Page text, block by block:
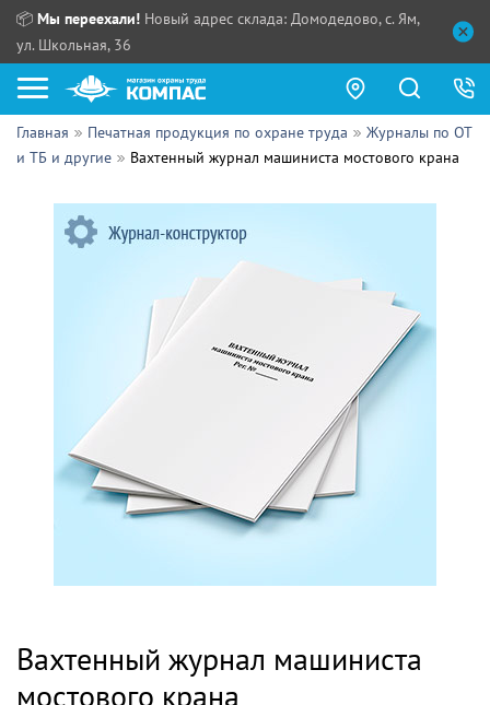
📦 Мы переехали! Новый адрес склада: Домодедово, с. Ям,
ул. Школьная, 36
Как купить?
Сотрудничество
Контакты
Выдача продукции:
Главная Печатная продукция по охране труда
Журналы по ОТ
и ТБ и другие
Вахтенный журнал машиниста мостового крана
Вахтенный журнал машиниста
мостового крана